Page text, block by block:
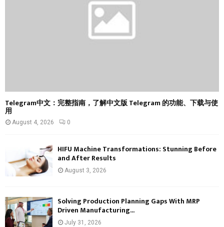
Telegram中文：完整指南，了解中文版 Telegram 的功能、下载与使
用
August 4, 2026 0
HIFU Machine Transformations: Stunning Before
and After Results
August 3, 2026
Solving Production Planning Gaps With MRP
Driven Manufacturing...
July 31, 2026